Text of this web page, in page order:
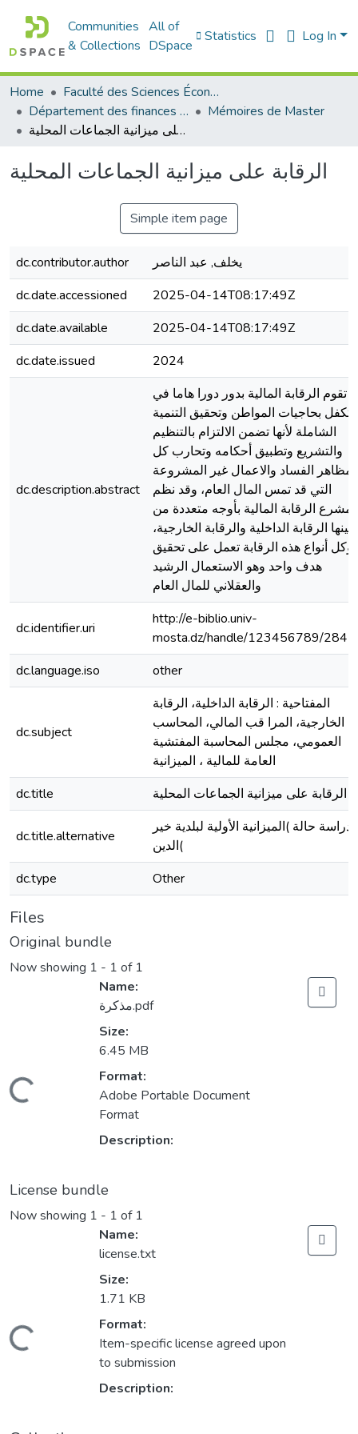
Communities
& Collections
All of
DSpace
Statistics Log In
Home
Faculté des Sciences Économiques Commerciales et des Sciences de Gestion
Département des finances et de comptabilité
Mémoires de Master
الرقابة على ميزانية الجماعات المحلية
الرقابة على ميزانية الجماعات المحلية
Simple item page
dc.contributor.author
يخلف, عبد الناصر
dc.date.accessioned
2025-04-14T08:17:49Z
dc.date.available
2025-04-14T08:17:49Z
dc.date.issued
2024
dc.description.abstract
تقوم الرقابة المالية بدور دورا هاما في
التكفل بحاجيات المواطن وتحقيق التنمية
الشاملة لأنها تضمن الالتزام بالتنظيم
والتشريع وتطبيق أحكامه وتحارب كل
مظاهر الفساد والاعمال غير المشروعة
التي قد تمس المال العام، وقد نظم
الرقابة المالية بأوجه متعددة من
بينها الرقابة الداخلية والرقابة الخارجية،
وكل أنواع هذه الرقابة تعمل على تحقيق
هدف واحد وهو الاستعمال الرشيد
والعقلاني للمال العام
dc.identifier.uri
http://e-biblio.univ-
mosta.dz/handle/123456789/
dc.language.iso
other
dc.subject
المفتاحية : الرقابة الداخلية، الرقابة
الخارجية، المرا قب المالي، المحاسب
العمومي، مجلس المحاسبة المفتشية
العامة للمالية ، الميزانية
dc.title
الرقابة على ميزانية الجماعات المحلية
dc.title.alternative
دراسة حالة )الميزانية الأولية لبلدية خير
الدين(
dc.type
Other
Files
Original bundle
Now showing 1 - 1 of 1
Loading...
Name:
مذكرة.pdf
Size:
6.45 MB
Format:
Adobe Portable Document
Format
Description:
License bundle
Now showing 1 - 1 of 1
Loading...
Name:
license.txt
Size:
1.71 KB
Format:
Item-specific license agreed upon
to submission
Description: